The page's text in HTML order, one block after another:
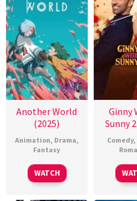
Another World
(2025)
Animation, Drama,
Fantasy
WATCH
Ginny
Sunny
Comedy,